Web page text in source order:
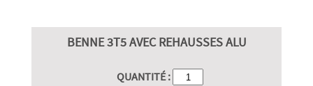
BENNE 3T5 AVEC REHAUSSES ALU
QUANTITÉ :